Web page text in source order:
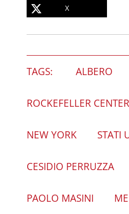
X
TAGS: ALBERO
ROCKEFELLER CENTER
NEW YORK STATI
CESIDIO PERRUZZA
PAOLO MASINI